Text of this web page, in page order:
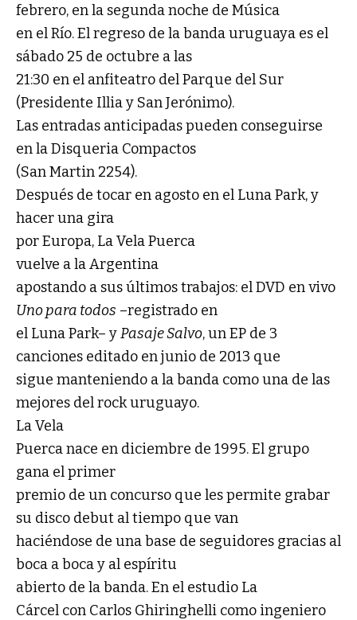
febrero, en la segunda noche de Música
en el Río. El regreso de la banda uruguaya es el
sábado 25 de octubre a las
21:30 en el anfiteatro del Parque del Sur
(Presidente Illia y San Jerónimo).
Las entradas anticipadas pueden conseguirse
en la Disqueria Compactos
(San Martin 2254).
Después de tocar en agosto en el Luna Park, y
hacer una gira
por Europa, La Vela Puerca
vuelve a la Argentina
apostando a sus últimos trabajos: el DVD en vivo
Uno para todos –registrado en
el Luna Park– yPasaje Salvo, un EP de 3
canciones editado en junio de 2013 que
sigue manteniendo a la banda como una de las
mejores del rock uruguayo.
La Vela
Puerca nace en diciembre de 1995. El grupo
gana el primer
premio de un concurso que les permite grabar
su disco debut al tiempo que van
haciéndose de una base de seguidores gracias al
boca a boca y al espíritu
abierto de la banda. En el estudio La
Cárcel con Carlos Ghiringhelli como ingeniero